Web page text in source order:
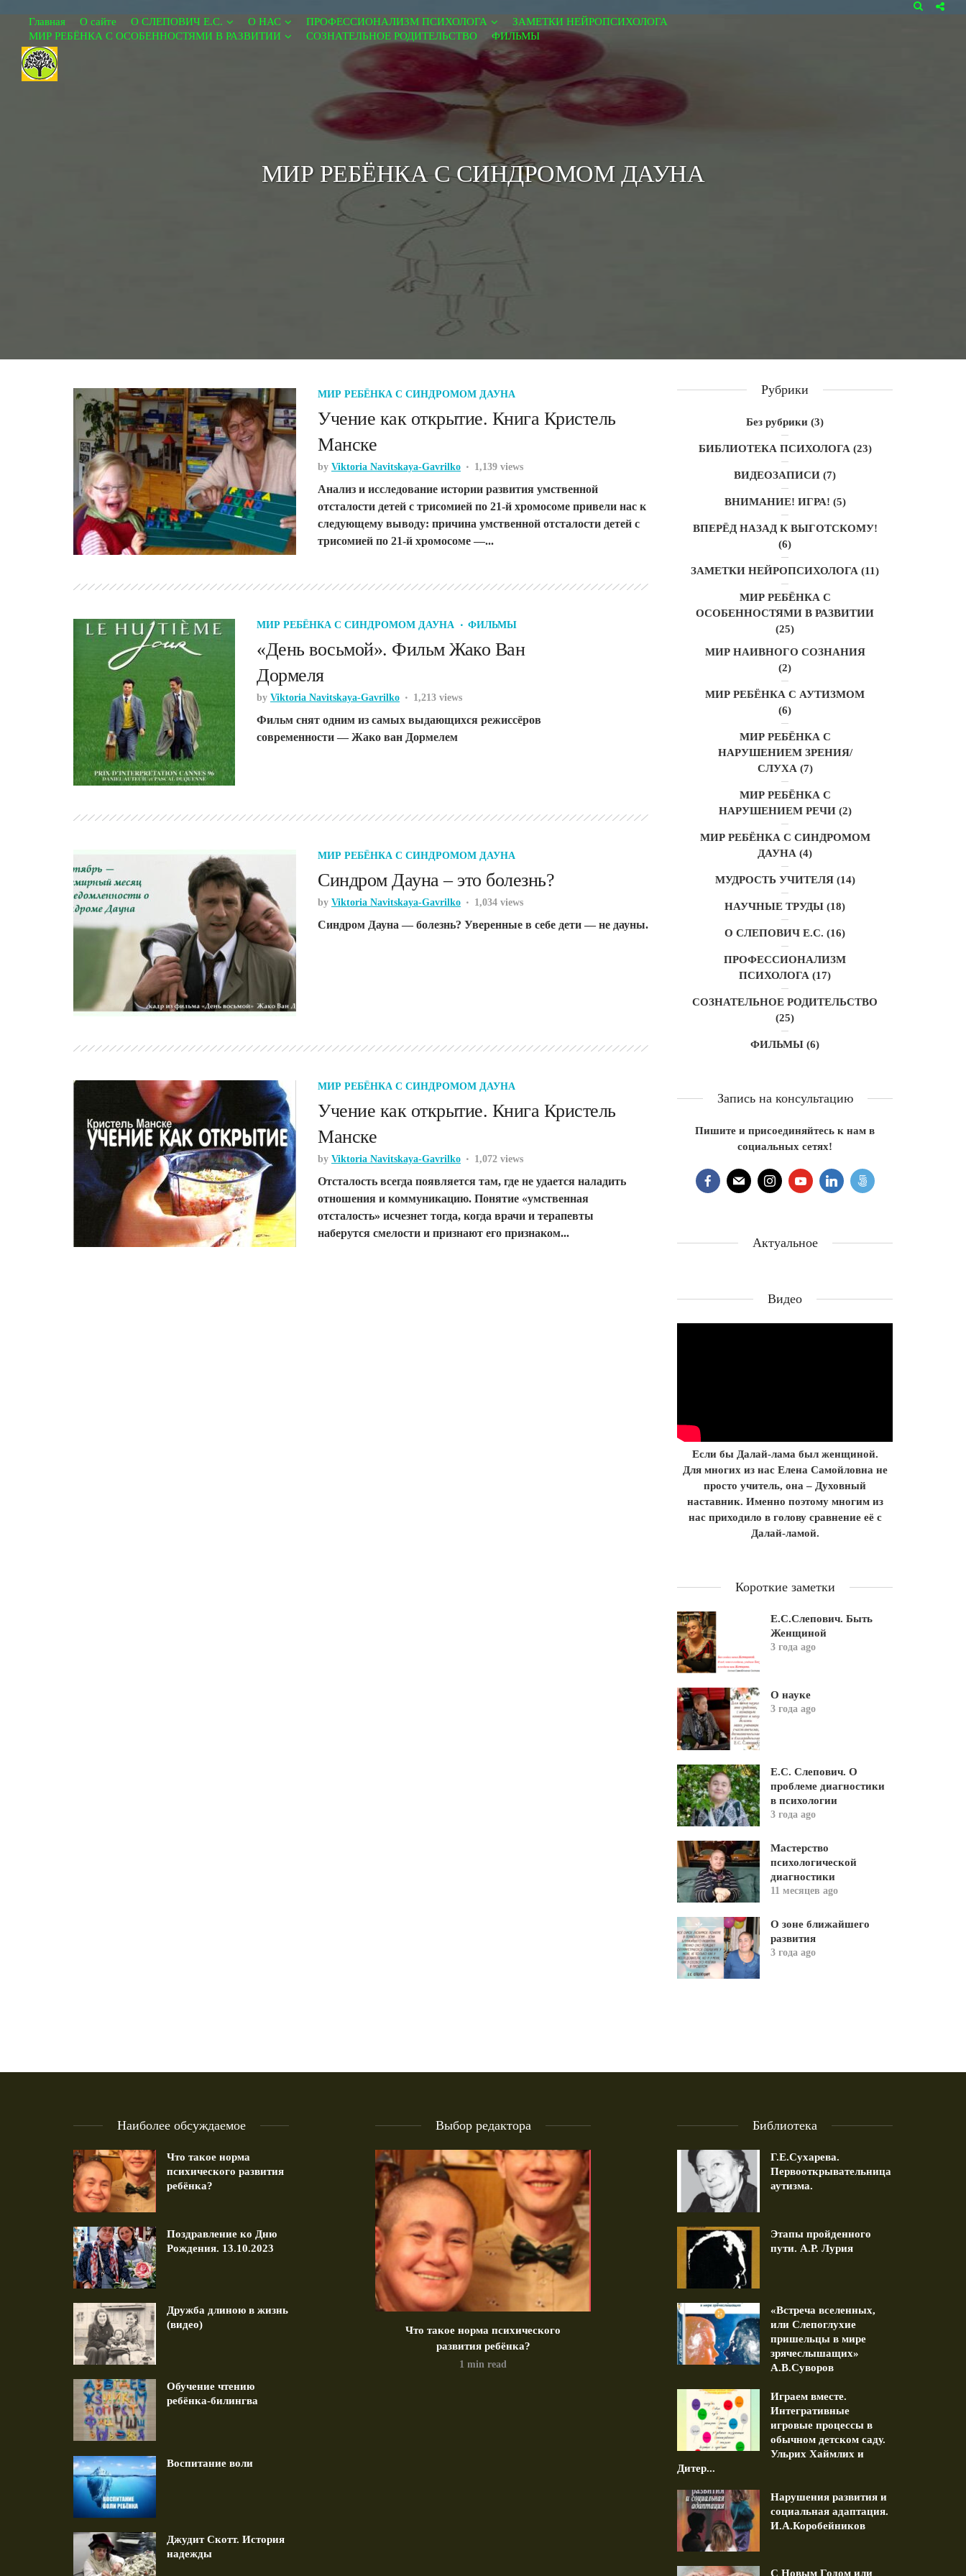
Главная О сайте О СЛЕПОВИЧ Е.С. О НАС ПРОФЕССИОНАЛИЗМ ПСИХОЛОГА
ЗАМЕТКИ НЕЙРОПСИХОЛОГА
МИР РЕБЁНКА С ОСОБЕННОСТЯМИ В РАЗВИТИИ
СОЗНАТЕЛЬНОЕ РОДИТЕЛЬСТВО ФИЛЬМЫ
МИР РЕБЁНКА С СИНДРОМОМ ДАУНА
МИР РЕБЁНКА С СИНДРОМОМ ДАУНА
Учение как открытие. Книга Кристель
Манске
by Viktoria Navitskaya-Gavrilko 1,139 views
Анализ и исследование истории развития умственной
отсталости детей с трисомией по 21-й хромосоме привели нас к
следующему выводу: причина умственной отсталости детей с
трисомией по 21-й хромосоме —...
МИР РЕБЁНКА С СИНДРОМОМ ДАУНА ФИЛЬМЫ
«День восьмой». Фильм Жако Ван
Дормеля
by Viktoria Navitskaya-Gavrilko 1,213 views
Фильм снят одним из самых выдающихся режиссёров
современности — Жако ван Дормелем
МИР РЕБЁНКА С СИНДРОМОМ ДАУНА
Синдром Дауна – это болезнь?
by Viktoria Navitskaya-Gavrilko 1,034 views
Синдром Дауна — болезнь? Уверенные в себе дети — не дауны.
МИР РЕБЁНКА С СИНДРОМОМ ДАУНА
Учение как открытие. Книга Кристель
Манске
by Viktoria Navitskaya-Gavrilko 1,072 views
Отсталость всегда появляется там, где не удается наладить
отношения и коммуникацию. Понятие «умственная
отсталость» исчезнет тогда, когда врачи и терапевты
наберутся смелости и признают его признаком...
Рубрики
Без рубрики (3)
БИБЛИОТЕКА ПСИХОЛОГА (23)
ВИДЕОЗАПИСИ (7)
ВНИМАНИЕ! ИГРА! (5)
ВПЕРЁД НАЗАД К ВЫГОТСКОМУ!
(6)
ЗАМЕТКИ НЕЙРОПСИХОЛОГА (11)
МИР РЕБЁНКА С
ОСОБЕННОСТЯМИ В РАЗВИТИИ
(25)
МИР НАИВНОГО СОЗНАНИЯ
(2)
МИР РЕБЁНКА С АУТИЗМОМ
(6)
МИР РЕБЁНКА С
НАРУШЕНИЕМ ЗРЕНИЯ/
СЛУХА (7)
МИР РЕБЁНКА С
НАРУШЕНИЕМ РЕЧИ(2)
МИР РЕБЁНКА С СИНДРОМОМ
ДАУНА (4)
МУДРОСТЬ УЧИТЕЛЯ(14)
НАУЧНЫЕ ТРУДЫ (18)
О СЛЕПОВИЧ Е.С. (16)
ПРОФЕССИОНАЛИЗМ
ПСИХОЛОГА (17)
СОЗНАТЕЛЬНОЕ РОДИТЕЛЬСТВО
(25)
ФИЛЬМЫ (6)
Запись на консультацию
Пишите и присоединяйтесь к нам в
социальных сетях!
Актуальное
Видео
Если бы Далай-лама был женщиной.
Для многих из нас Елена Самойловна не
просто учитель, она – Духовный
наставник. Именно поэтому многим из
нас приходило в голову сравнение её с
Далай-ламой.
Короткие заметки
Е.С.Слепович. Быть
Женщиной
3 года ago
О науке
3 года ago
Е.С. Слепович. О
проблеме диагностики
в психологии
3 года ago
Мастерство
психологической
диагностики
11 месяцев ago
О зоне ближайшего
развития
3 года ago
Наиболее обсуждаемое
Что такое норма
психического развития
ребёнка?
Поздравление ко Дню
Рождения. 13.10.2023
Дружба длиною в жизнь
(видео)
Обучение чтению
ребёнка-билингва
Воспитание воли
Джудит Скотт. История
надежды
Выбор редактора
ко Дню Рождения.
1 min read
Дружба длиною в жизнь (видео)
Что такое норма психического
развития ребёнка?
1 min read
Поздравление ко Дню Рождения.
13.10.2023
1 min read
Дружба длиною в жизнь
Библиотека
Г.Е.Сухарева.
Первооткрывательница
аутизма.
Этапы пройденного
пути. А.Р. Лурия
«Встреча вселенных,
или Слепоглухие
пришельцы в мире
зрячеслышащих»
А.В.Суворов
Играем вместе.
Интегративные
игровые процессы в
обычном детском саду.
Ульрих Хаймлих и
Дитер...
Нарушения развития и
социальная адаптация.
И.А.Коробейников
С Новым Годом или